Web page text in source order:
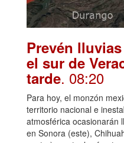
Prevén
el sur de
tarde. 08:20
Para hoy, el monzón
territorio nacional e
atmosférica ocasionarán
en Sonora (este),